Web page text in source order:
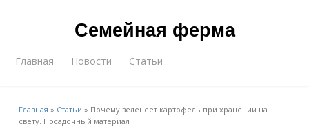
Семейная ферма
Главная Новости Статьи
Главная » Статьи » Почему зеленеет картофель при хранении на
свету. Посадочный материал